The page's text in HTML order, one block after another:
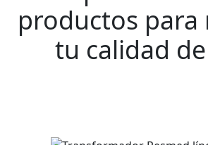
productos para
tu calidad